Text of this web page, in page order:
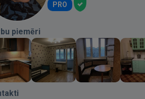
PRO
piemēri